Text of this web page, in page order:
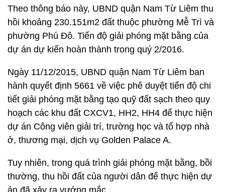
Theo thông báo này, UBND quận Nam Từ Liêm thu
hồi khoảng 230.151m2 đất thuộc phường Mễ Trì và
phường Phú Đô. Tiến độ giải phóng mặt bằng của
dự án dự kiến hoàn thành trong quý 2/2016.
Ngày 11/12/2015, UBND quận Nam Từ Liêm ban
hành quyết định 5661 về việc phê duyệt tiến độ chi
tiết giải phóng mặt bằng tạo quỹ đất sạch theo quy
hoạch các khu đất CXCV1, HH2, HH4 để thực hiện
dự án Công viên giải trí, trường học và tổ hợp nhà
ở, thương mại, dịch vụ Golden Palace A.
Tuy nhiên, trong quá trình giải phóng mặt bằng, bồi
thường, thu hồi đất của người dân để thực hiện dự
án đã xảy ra vướng mắc.